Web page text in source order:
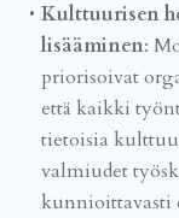
Kulttuurisen
lisääminen:
priorisoivat
että kaikki
tietoisia
valmiudet
kunnioittavasti